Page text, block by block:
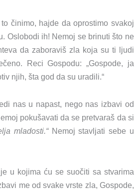
činimo, hajde da oprostimo svakoj
Oslobodi ih! Nemoj se brinuti što ne
da zaboraviš zla koja su ti ljudi
Reci Gospodu: „Gospode, ja
njih, šta god da su uradili.“
nas u napast, nego nas izbavi od
pokušavati da se pretvaraš da si
mladosti.“Nemoj stavljati sebe u
u kojima ću se suočiti sa stvarima
me od svake vrste zla, Gospode,